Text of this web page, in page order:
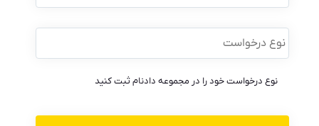
نوع
درخواست *
نوع درخواست خود را در مجموعه دادنام ثبت کنید